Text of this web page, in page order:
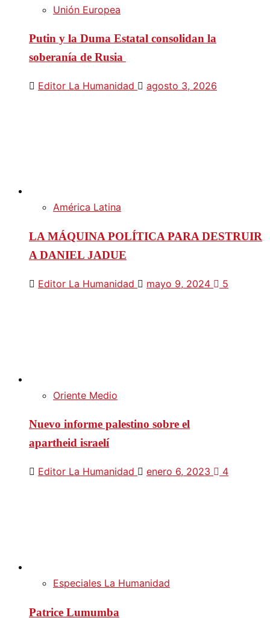
Unión Europea
Putin y la Duma Estatal consolidan la
soberanía de Rusia
Editor La Humanidad agosto 3, 2026
América Latina
LA MÁQUINA POLÍTICA PARA DESTRUIR
A DANIEL JADUE
Editor La Humanidad mayo 9, 2024 5
Oriente Medio
Nuevo informe palestino sobre el
apartheid israelí
Editor La Humanidad enero 6, 2023 4
Especiales La Humanidad
Patrice Lumumba